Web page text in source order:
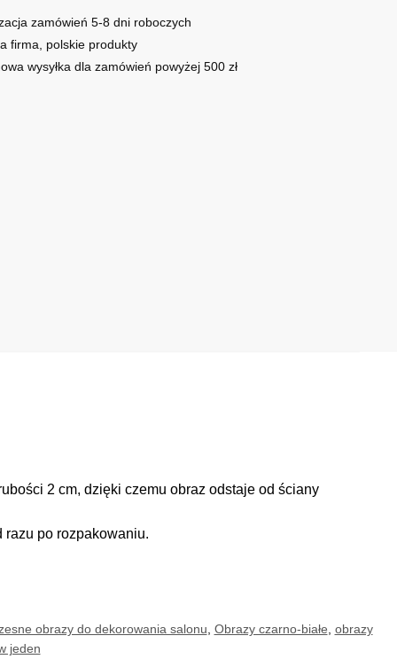
zamówień 5-8 dni roboczych
firma, polskie produkty
wysyłka dla zamówień powyżej 500 zł
2 cm, dzięki czemu obraz odstaje od ściany
razu po rozpakowaniu.
obrazy do dekorowania salonu Obrazy czarno-białe obrazy
jeden